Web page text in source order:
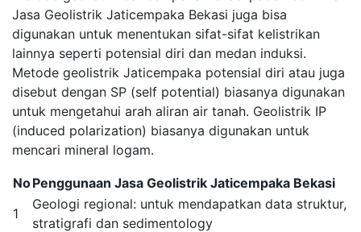
Jasa Geolistrik Jaticempaka Bekasi juga bisa
digunakan untuk menentukan sifat-sifat kelistrikan
lainnya seperti potensial diri dan medan induksi.
Metode geolistrik Jaticempaka potensial diri atau juga
disebut dengan SP (self potential) biasanya digunakan
untuk mengetahui arah aliran air tanah. Geolistrik IP
(induced polarization) biasanya digunakan untuk
mencari mineral logam.
NoPenggunaan Jasa Geolistrik Jaticempaka Bekasi
1
Geologi regional: untuk mendapatkan data struktur,
stratigrafi dan sedimentology